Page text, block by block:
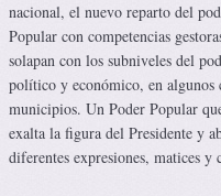
nacional, el nuevo reparto del
Popular con competencias
solapan con los subniveles del
político y económico, en algunos
municipios. Un Poder Popular
exalta la figura del Presidente y
diferentes expresiones, matices y